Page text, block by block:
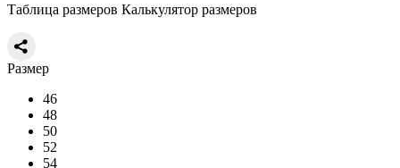
Таблица размеров Калькулятор размеров
Размер
46
48
50
52
54